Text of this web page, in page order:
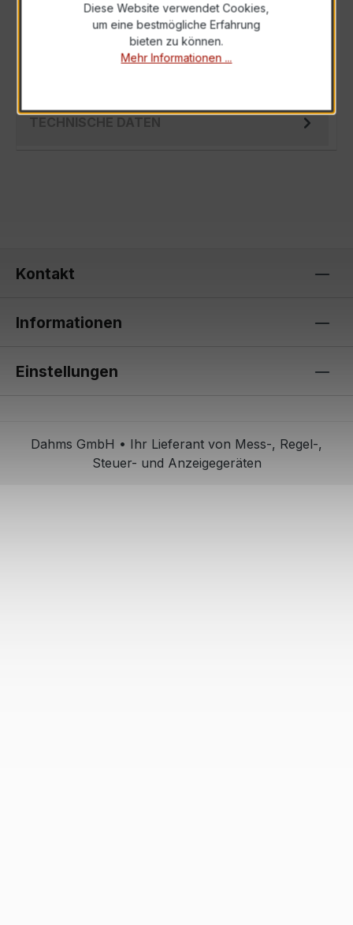
Der EASKD 31.5 3x750/1A 5VA Kl.0,2 ist ein
kompakter, hochpräziser
Verrechnungsstromwandler der bewährten
TECHNISCHE DATEN
Kontakt
Informationen
Einstellungen
Dahms GmbH • Ihr Lieferant von Mess-, Regel-,
Steuer- und Anzeigegeräten
Diese Website verwendet Cookies,
um eine bestmögliche Erfahrung
bieten zu können.
Mehr Informationen ...